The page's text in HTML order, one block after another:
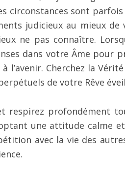
circonstances sont
judicieux au mieux de
ne pas connaître.
dans votre Âme pour
l’avenir. Cherchez la
de votre Rêve
respirez profondément
une attitude calme
avec la vie des